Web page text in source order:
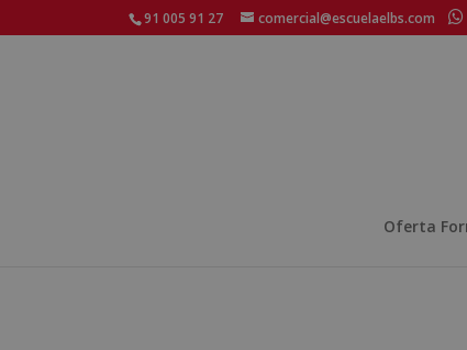
91 005 91 27 comercial@escuelaelbs.com
Oferta